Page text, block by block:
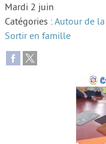
Mardi 2 juin
Catégories :Autour de
Sortir en famille